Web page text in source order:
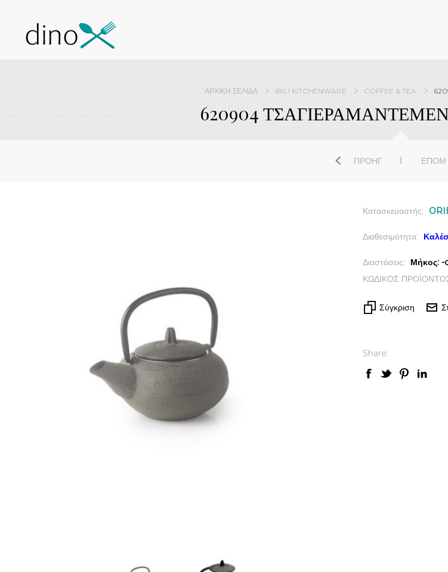
ΑΡΧΙΚΉ ΣΕΛΊΔΑ IBILI KITCHENWARE COFFEE & TEA
620904
ΠΡΟΗΓ ΕΠΌΜ
Κατασκευαστής:
Διαθεσιμότητα:
Διαστάσεις:
Μήκος: -
ΚΩΔΙΚΟΣ
Σύγκριση
Share: